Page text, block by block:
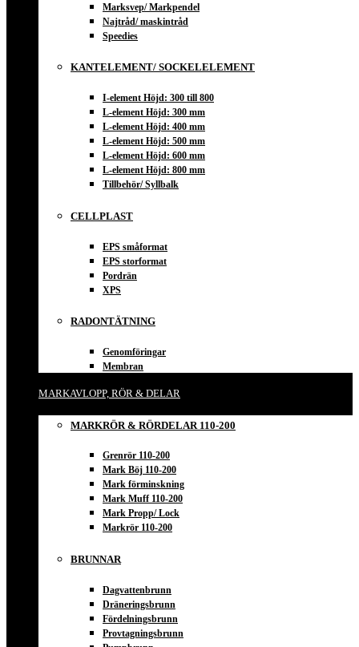
Marksvep/ Markpendel
Najtråd/ maskintråd
Speedies
KANTELEMENT/ SOCKELELEMENT
I-element Höjd: 300 till 800
L-element Höjd: 300 mm
L-element Höjd: 400 mm
L-element Höjd: 500 mm
L-element Höjd: 600 mm
L-element Höjd: 800 mm
Tillbehör/ Syllbalk
CELLPLAST
EPS småformat
EPS storformat
Pordrän
XPS
RADONTÄTNING
Genomföringar
Membran
MARKAVLOPP, RÖR & DELAR
MARKRÖR & RÖRDELAR 110-200
Grenrör 110-200
Mark Böj 110-200
Mark förminskning
Mark Muff 110-200
Mark Propp/ Lock
Markrör 110-200
BRUNNAR
Dagvattenbrunn
Dräneringsbrunn
Fördelningsbrunn
Provtagningsbrunn